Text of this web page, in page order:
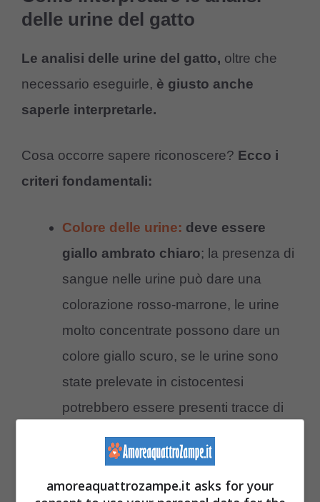
delle urine del gatto
Le analisi delle urine del gatto, oltre che
necessario eseguirle, è giusto anche
saperle interpretarle.
Cosa occorre sapere riconoscere? Ecco i
criteri fondamentali:
Colore delle urine: deve essere
giallo ambrato chiaro; la presenza di
sangue nelle urine può dare una
colorazione rosso-marrone, le urine
molto concentrate possono dare un
colore giallo scuro, se le urine sono
state prelevate in cistocentesi
potrebbero essere presenti tracce di
sangue in questo caso è normale.
Aspetto: l’urina deve avere un
amoreaquattrozampe.it asks for your